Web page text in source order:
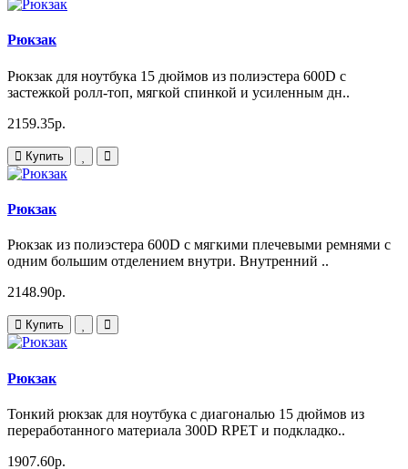
Рюкзак
Рюкзак для ноутбука 15 дюймов из полиэстера 600D с
застежкой ролл-топ, мягкой спинкой и усиленным дн..
2159.35р.
Купить
Рюкзак
Рюкзак из полиэстера 600D с мягкими плечевыми ремнями с
одним большим отделением внутри. Внутренний ..
2148.90р.
Купить
Рюкзак
Тонкий рюкзак для ноутбука с диагональю 15 дюймов из
переработанного материала 300D RPET и подкладко..
1907.60р.